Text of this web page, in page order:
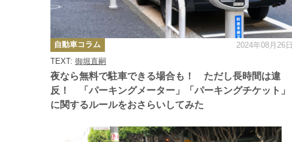
夜なら無料で駐車できる場合も！ ただし長時間は違
反！ 「パーキングメーター」「パーキングチケット」
に関するルールをおさらいしてみた
TEXT: 御堀直嗣
カ
テ
ゴ
リ
ー
自動車コラム 2024年08月26日